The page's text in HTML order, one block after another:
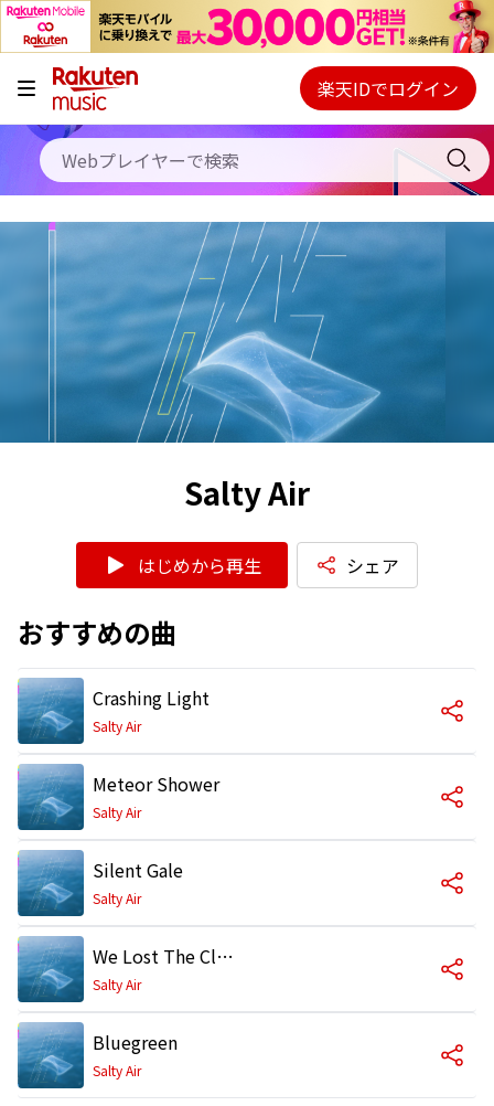
キャンペーン
料金プラン
使い方
初回30日間無料お試し
Webプレイヤー
ご契約内容の確認・変更
楽天IDでログイン
Salty Air
はじめから再生 シェア
おすすめの曲
Crashing Light
Salty Air
Meteor Shower
Salty Air
Silent Gale
Salty Air
We Lost The Cloud
Salty Air
Bluegreen
Salty Air